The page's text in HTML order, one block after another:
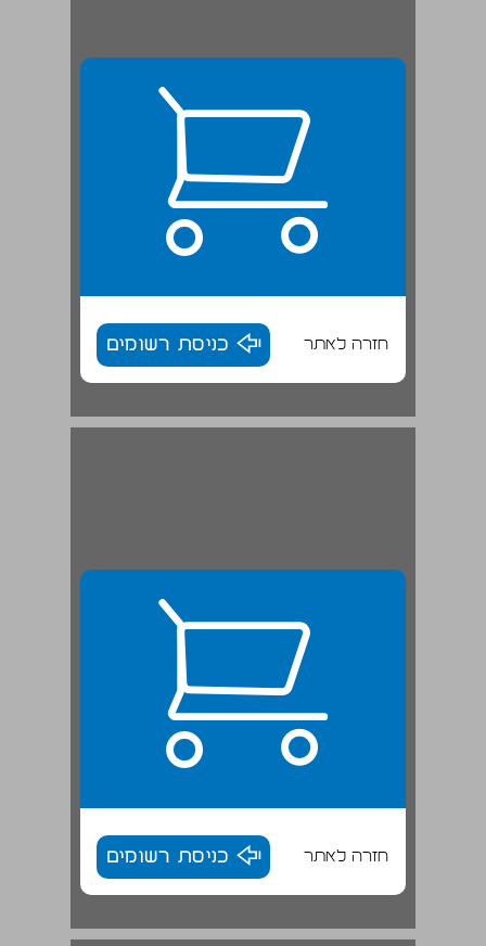
חזרה לאתר כניסת רשומים
חזרה לאתר כניסת רשומים